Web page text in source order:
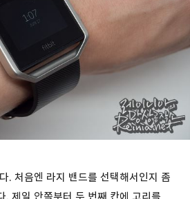
. 처음엔 라지 밴드를 선택해서인지 좀